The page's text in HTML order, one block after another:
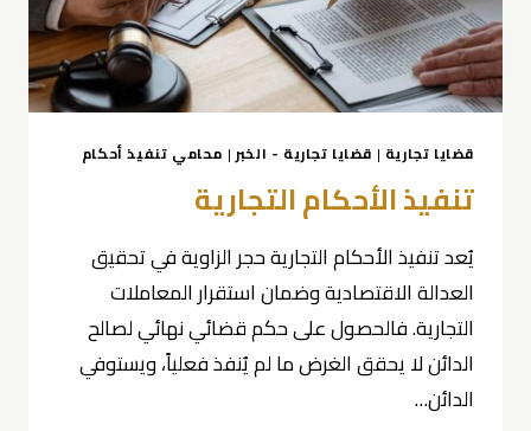
قضايا تجارية | قضايا تجارية - الخبر | محامي تنفيذ أحكام
تنفيذ الأحكام التجارية
يُعد تنفيذ الأحكام التجارية حجر الزاوية في تحقيق
العدالة الاقتصادية وضمان استقرار المعاملات
التجارية. فالحصول على حكم قضائي نهائي لصالح
الدائن لا يحقق الغرض ما لم يُنفذ فعلياً، ويستوفي
الدائن…